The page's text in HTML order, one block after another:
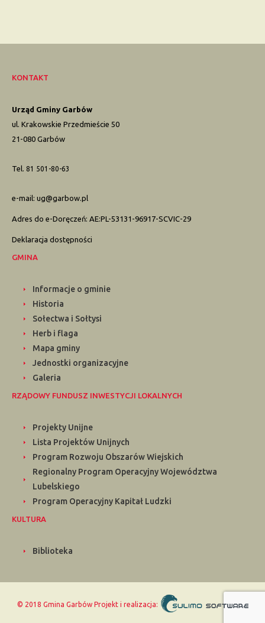
KONTAKT
Urząd Gminy Garbów
ul. Krakowskie Przedmieście 50
21-080 Garbów
Tel. 81 501-80-63
e-mail: ug@garbow.pl
Adres do e-Doręczeń: AE:PL-53131-96917-SCVIC-29
Deklaracja dostępności
GMINA
Informacje o gminie
Historia
Sołectwa i Sołtysi
Herb i flaga
Mapa gminy
Jednostki organizacyjne
Galeria
RZĄDOWY FUNDUSZ INWESTYCJI LOKALNYCH
Projekty Unijne
Lista Projektów Unijnych
Program Rozwoju Obszarów Wiejskich
Regionalny Program Operacyjny Województwa
Lubelskiego
Program Operacyjny Kapitał Ludzki
KULTURA
Biblioteka
© 2018 Gmina Garbów Projekt i realizacja: